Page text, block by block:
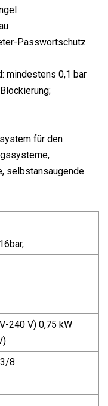
Passwortschutz
mindestens 0,1 bar
für den
selbstansaugende
240 V) 0,75 kW
8